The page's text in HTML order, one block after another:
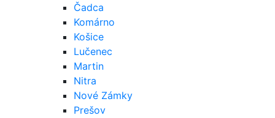
Čadca
Komárno
Košice
Lučenec
Martin
Nitra
Nové Zámky
Prešov